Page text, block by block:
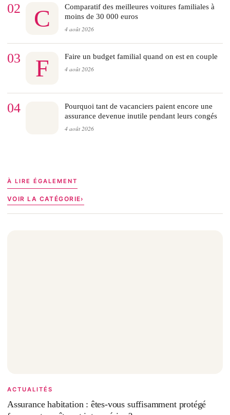
02 C
Comparatif des meilleures voitures familiales à
moins de 30 000 euros
4 août 2026
03 F Faire un budget familial quand on est en couple
4 août 2026
04
Pourquoi tant de vacanciers paient encore une
assurance devenue inutile pendant leurs congés
4 août 2026
À LIRE ÉGALEMENT
VOIR LA CATÉGORIE
ACTUALITÉS
Assurance habitation : êtes-vous suffisamment protégé